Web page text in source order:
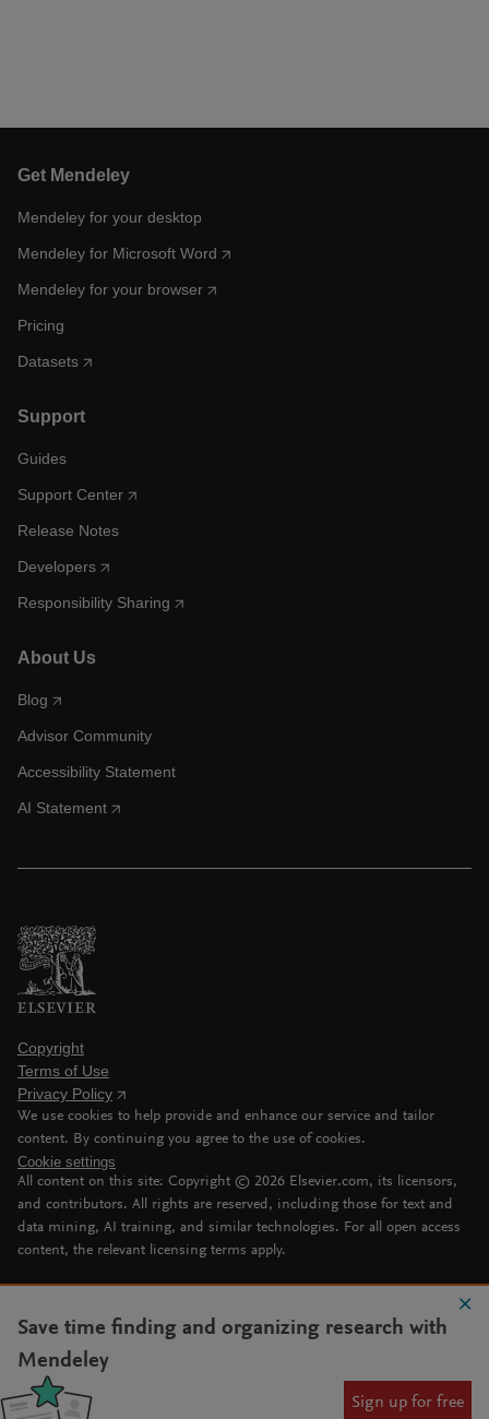
Get Mendeley
Mendeley for your desktop
Mendeley for Microsoft Word
Mendeley for your browser
Pricing
Datasets
Support
Guides
Support Center
Release Notes
Developers
Responsibility Sharing
About Us
Blog
Advisor Community
Accessibility Statement
AI Statement
Copyright
Terms of Use
Privacy Policy
We use cookies to help provide and enhance our service and tailor
content. By continuing you agree to the use of cookies.
Cookie settings
All content on this site: Copyright © 2026 Elsevier.com, its licensors,
and contributors. All rights are reserved, including those for text and
data mining, AI training, and similar technologies. For all open access
content, the relevant licensing terms apply.
Save time finding and organizing research with
Mendeley
Sign up for free